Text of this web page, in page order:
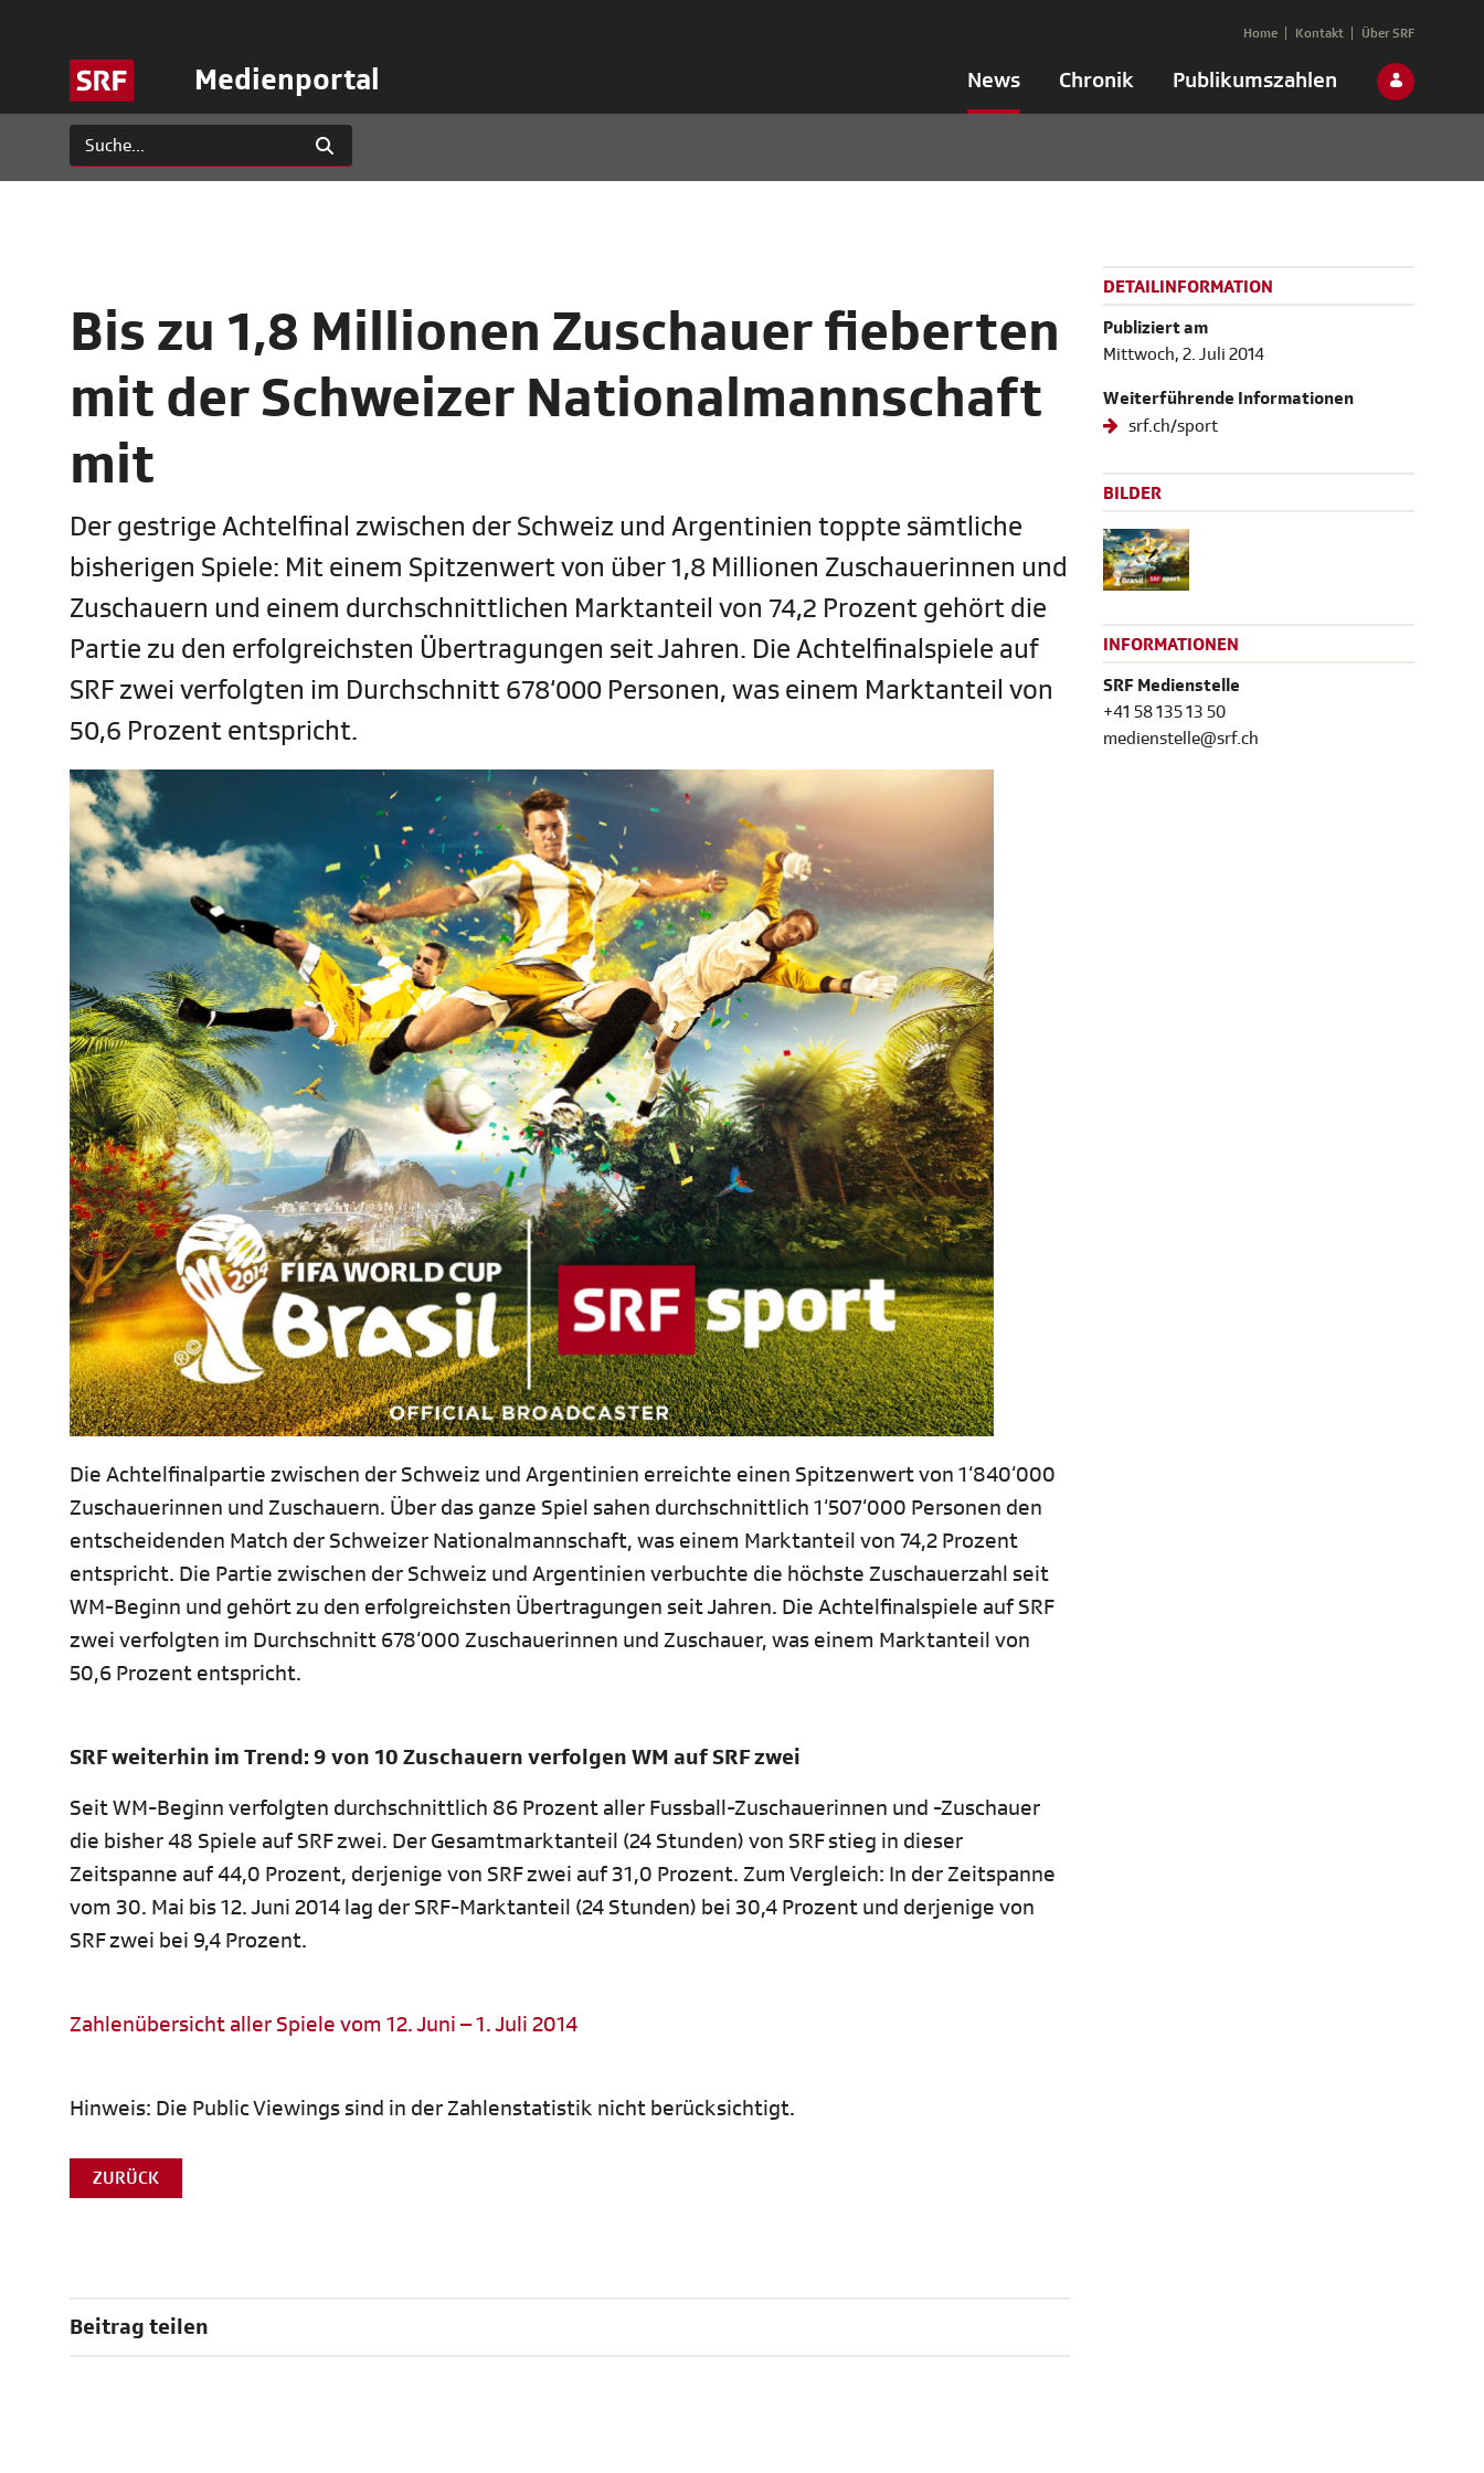
Medienportal News Chronik Publikumszahlen
Home Kontakt Über SRF
Bis zu 1,8 Millionen Zuschauer fieberten
mit der Schweizer Nationalmannschaft
mit
Der gestrige Achtelfinal zwischen der Schweiz und Argentinien toppte sämtliche
bisherigen Spiele: Mit einem Spitzenwert von über 1,8 Millionen Zuschauerinnen und
Zuschauern und einem durchschnittlichen Marktanteil von 74,2 Prozent gehört die
Partie zu den erfolgreichsten Übertragungen seit Jahren. Die Achtelfinalspiele auf
SRF zwei verfolgten im Durchschnitt 678‘000 Personen, was einem Marktanteil von
50,6 Prozent entspricht.
Die Achtelfinalpartie zwischen der Schweiz und Argentinien erreichte einen Spitzenwert von 1‘840‘000
Zuschauerinnen und Zuschauern. Über das ganze Spiel sahen durchschnittlich 1‘507‘000 Personen den
entscheidenden Match der Schweizer Nationalmannschaft, was einem Marktanteil von 74,2 Prozent
entspricht. Die Partie zwischen der Schweiz und Argentinien verbuchte die höchste Zuschauerzahl seit
WM-Beginn und gehört zu den erfolgreichsten Übertragungen seit Jahren. Die Achtelfinalspiele auf SRF
zwei verfolgten im Durchschnitt 678‘000 Zuschauerinnen und Zuschauer, was einem Marktanteil von
50,6 Prozent entspricht.
SRF weiterhin im Trend: 9 von 10 Zuschauern verfolgen WM auf SRF zwei
Seit WM-Beginn verfolgten durchschnittlich 86 Prozent aller Fussball-Zuschauerinnen und -Zuschauer
die bisher 48 Spiele auf SRF zwei. Der Gesamtmarktanteil (24 Stunden) von SRF stieg in dieser
Zeitspanne auf 44,0 Prozent, derjenige von SRF zwei auf 31,0 Prozent. Zum Vergleich: In der Zeitspanne
vom 30. Mai bis 12. Juni 2014 lag der SRF-Marktanteil (24 Stunden) bei 30,4 Prozent und derjenige von
SRF zwei bei 9,4 Prozent.
Zahlenübersicht aller Spiele vom 12. Juni – 1. Juli 2014
Hinweis: Die Public Viewings sind in der Zahlenstatistik nicht berücksichtigt.
ZURÜCK
Beitrag teilen
DETAILINFORMATION
Publiziert am
Mittwoch, 2. Juli 2014
Weiterführende Informationen
srf.ch/sport
BILDER
INFORMATIONEN
SRF Medienstelle
+41 58 135 13 50
medienstelle@srf.ch